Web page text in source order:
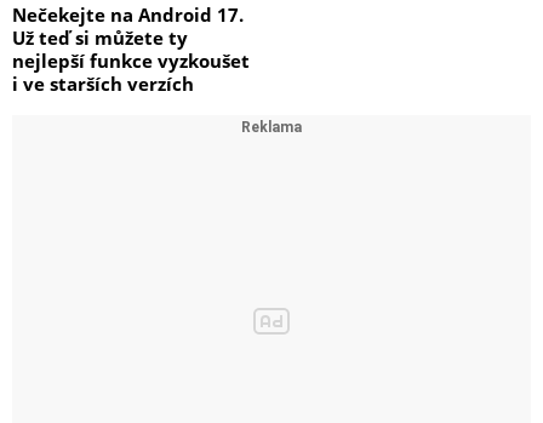
Nečekejte na Android 17.
Už teď si můžete ty
nejlepší funkce vyzkoušet
i ve starších verzích